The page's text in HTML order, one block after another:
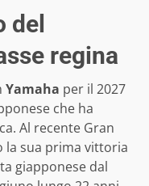
del
regina
Yamaha per il 2027
che ha
Al recente Gran
la sua prima vittoria
giapponese dal